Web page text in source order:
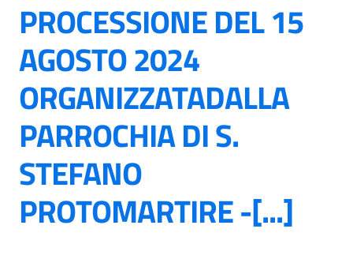
PROCESSIONE DEL 15
AGOSTO 2024
ORGANIZZATADALLA
PARROCHIA DI S.
STEFANO
PROTOMARTIRE -[...]